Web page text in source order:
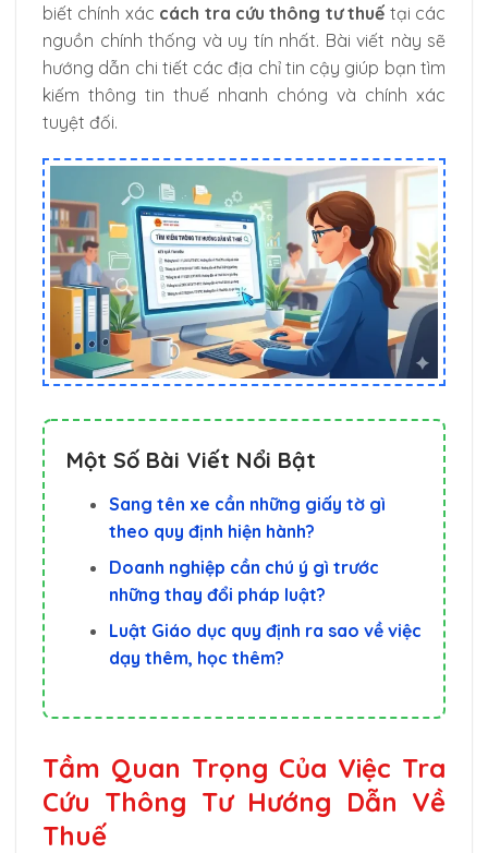
biết chính xác cách tra cứu thông tư thuế tại các
nguồn chính thống và uy tín nhất. Bài viết này sẽ
hướng dẫn chi tiết các địa chỉ tin cậy giúp bạn tìm
kiếm thông tin thuế nhanh chóng và chính xác
tuyệt đối.
Một Số Bài Viết Nổi Bật
Sang tên xe cần những giấy tờ gì
theo quy định hiện hành?
Doanh nghiệp cần chú ý gì trước
những thay đổi pháp luật?
Luật Giáo dục quy định ra sao về việc
dạy thêm, học thêm?
Tầm Quan Trọng Của Việc Tra
Cứu Thông Tư Hướng Dẫn Về
Thuế